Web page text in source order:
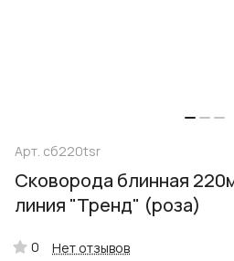
Арт. сб220tsr
Сковорода блинная
линия "Тренд" (роза)
0 Нет отзывов